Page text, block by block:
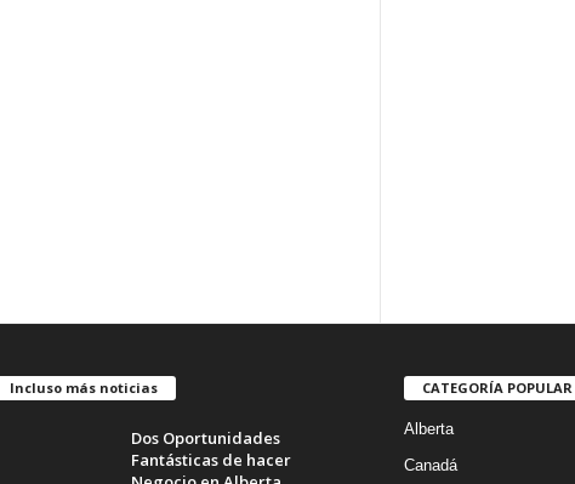
Incluso más noticias
Dos Oportunidades
Fantásticas de hacer
CATEGORÍA POPULAR
Alberta
Canadá